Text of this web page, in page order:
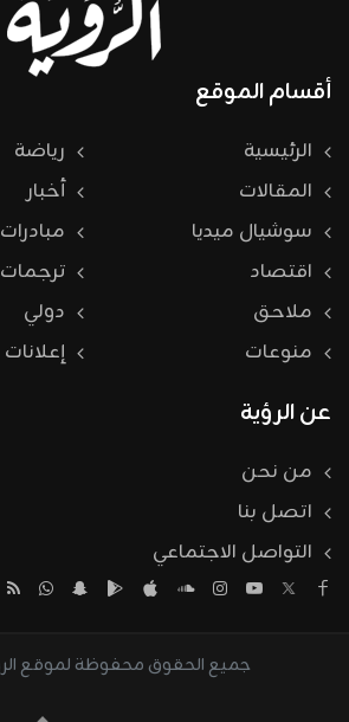
أقسام الموقع
الرئيسية
رياضة
المقالات
أخبار
سوشيال ميديا
اقتصاد
ترجمات
ملاحق
دولي
منوعات
عن الرؤية
من نحن
اتصل بنا
التواصل الاجتماعي
جميع الحقوق محفوظة لموقع الرؤية